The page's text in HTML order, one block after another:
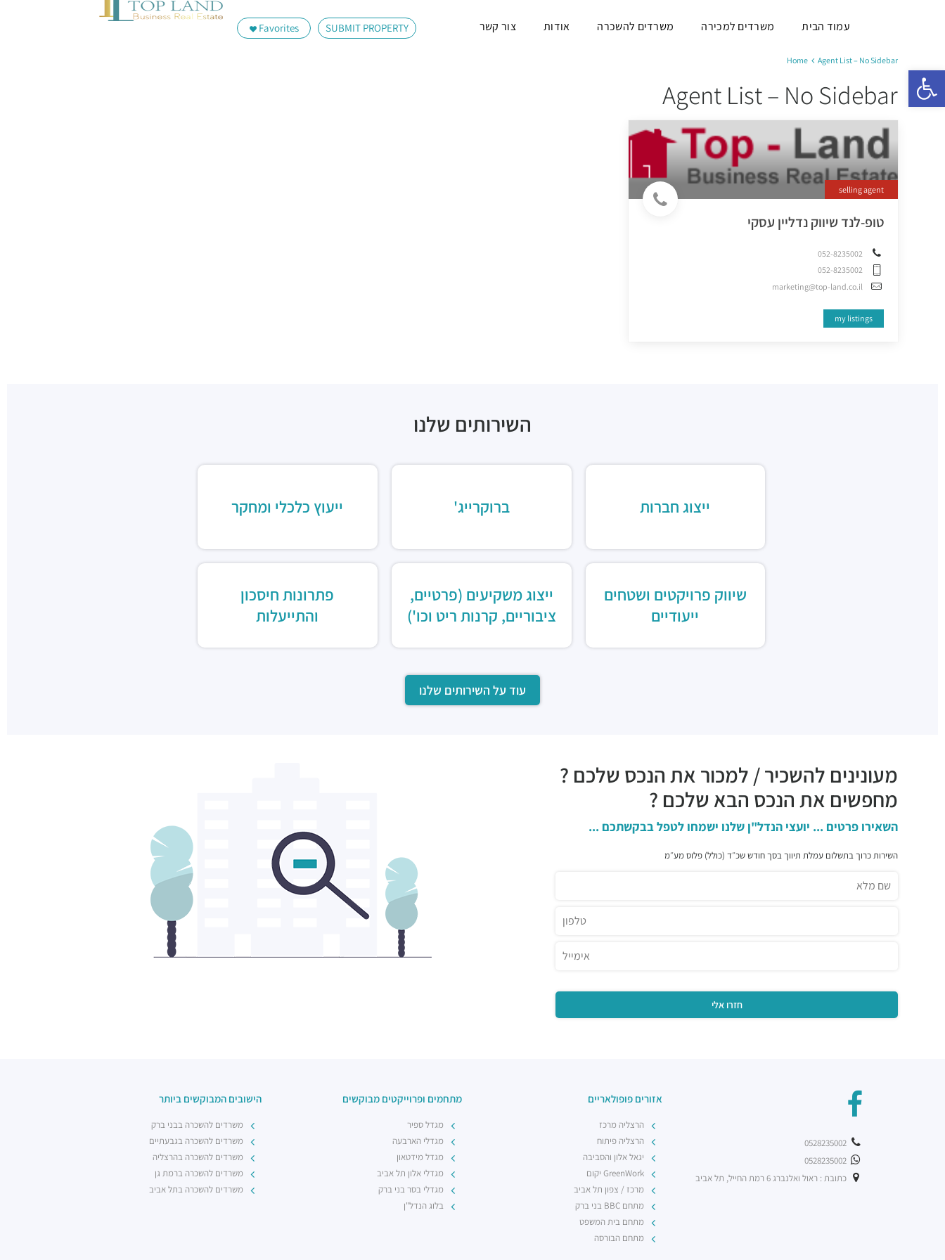
פתח סרגל נגישות
SUBMIT PROPERTY
Favorites עמוד הבית משרדים למכירה משרדים להשכרה אודות צור קשר
Home Agent List – No Sidebar
Agent List – No Sidebar
selling agent
טופ-לנד שיווק נדליין עסקי
052-8235002
052-8235002
marketing@top-land.co.il
my listings
השירותים שלנו
ייצוג חברות ברוקרייג' ייעוץ כלכלי ומחקר
שיווק פרויקטים ושטחים
ייעודיים
ייצוג משקיעים (פרטיים,
ציבוריים, קרנות ריט וכו')
פתרונות חיסכון
והתייעלות
עוד על השירותים שלנו
מעונינים להשכיר / למכור את הנכס שלכם ?
מחפשים את הנכס הבא שלכם ?
השאירו פרטים ... יועצי הנדל"ן שלנו ישמחו לטפל בבקשתכם ...
השירות כרוך בתשלום עמלת תיווך בסך חודש שכ״ד (כולל) פלוס מע״מ
הישובים המבוקשים ביותר
משרדים להשכרה בבני ברק
משרדים להשכרה בגבעתיים
משרדים להשכרה בהרצליה
משרדים להשכרה ברמת גן
משרדים להשכרה בתל אביב
מתחמים ופרוייקטים מבוקשים
מגדל ספיר
מגדלי הארבעה
מגדל מידטאון
מגדלי אלון תל אביב
מגדלי בסר בני ברק
בלוג הנדל"ן
אזורים פופולאריים
הרצליה מרכז
הרצליה פיתוח
יגאל אלון והסביבה
GreenWork יקום
מרכז / צפון תל אביב
מתחם BBC בני ברק
מתחם בית המשפט
מתחם הבורסה
כתובת : ראול ואלנברג 6 רמת החייל, תל אביב